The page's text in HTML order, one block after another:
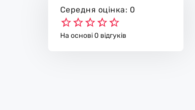
Середня оцінка: 0
На основі 0 відгуків